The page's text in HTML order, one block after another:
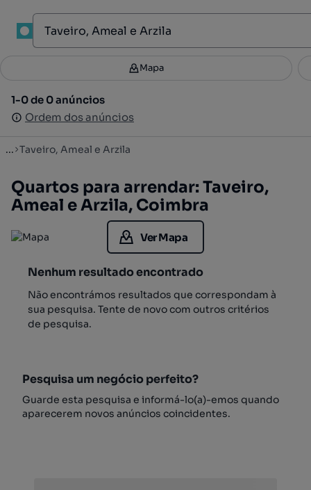
Filtros 3
1-0 de 0 anúncios
Ordem dos anúncios
Mapa
1-0 de 0 anúncios
Ordem dos anúncios
... Taveiro, Ameal e Arzila
Quartos para arrendar: Taveiro,
Ameal e Arzila, Coimbra
Ver Mapa
Nenhum resultado encontrado
Não encontrámos resultados que correspondam à
sua pesquisa. Tente de novo com outros critérios
de pesquisa.
Pesquisa um negócio perfeito?
Guarde esta pesquisa e informá-lo(a)-emos quando
aparecerem novos anúncios coincidentes.